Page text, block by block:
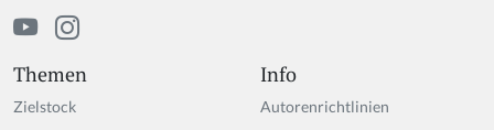
Themen
Zielstock
Info
Autorenrichtlinien
a
n,
ig
n
o